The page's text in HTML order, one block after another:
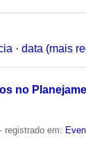
· data (mais
no
em: